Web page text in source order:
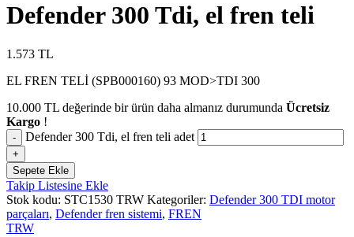
Defender 300 Tdi, el fren teli
1.573 TL
EL FREN TELİ (SPB000160) 93 MOD>TDI 300
10.000 TL değerinde bir ürün daha almanız durumunda Ücretsiz
Kargo !
Defender 300 Tdi, el fren teli adet
Sepete Ekle
Takip Listesine Ekle
Stok kodu: STC1530 TRW Kategoriler: Defender 300 TDI motor
parçaları, Defender fren sistemi, FREN
TRW